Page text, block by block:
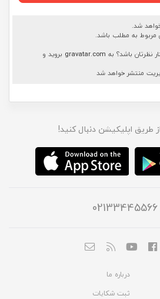
شد.
مربوط به مطلب باشد.
نظرتان باشد؟ به gravatar.com بروید و
منتشر خواهد شد
طریق اپلیکیشن دنبال کنید!
02133445566
درباره ما
ثبت شکایات